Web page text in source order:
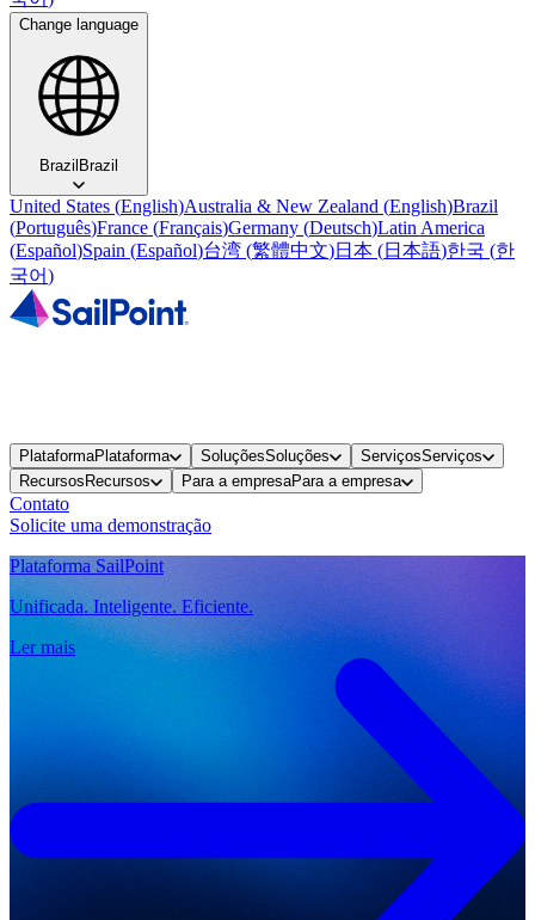
Change language
BrazilBrazil
United States (English)Australia & New Zealand (English)Brazil
(Português)France (Français)Germany (Deutsch)Latin America
(Español)Spain (Español)台湾 (繁體中文)日本 (日本語)한국 (한
국어)
PlataformaPlataforma SoluçõesSoluções ServiçosServiços
Recursos Recursos Para a empresaPara a empresa
Contato
Solicite uma demonstração
Plataforma SailPoint
Unificada. Inteligente. Eficiente.
Ler mais